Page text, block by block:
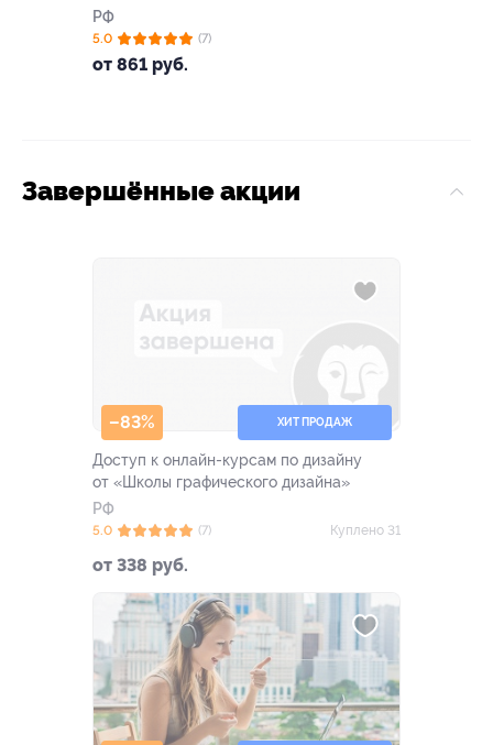
РФ
от 861 руб.
5.0 (7)
Завершённые акции
–83% ХИТ ПРОДАЖ
Доступ к онлайн-курсам по дизайну
от «Школы графического дизайна»
РФ
от 338 руб.
5.0 (7) Куплено 31